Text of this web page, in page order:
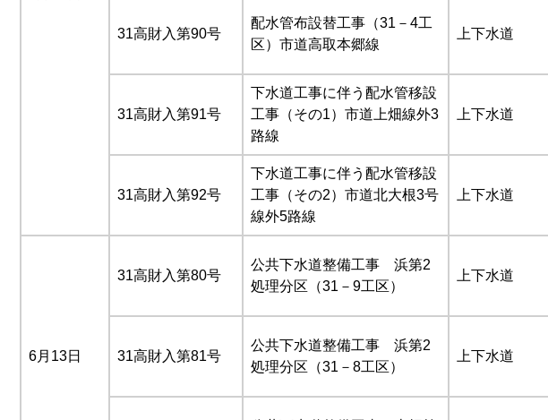
31高財入第90号
配水管布設替工事（31－4工
区）市道高取本郷線
上下水道
31高財入第91号
下水道工事に伴う配水管移設
工事（その1）市道上畑線外3
路線
上下水道
31高財入第92号
下水道工事に伴う配水管移設
工事（その2）市道北大根3号
線外5路線
上下水道
6月13日
31高財入第80号
公共下水道整備工事 浜第2
処理分区（31－9工区）
上下水道
31高財入第81号
公共下水道整備工事 浜第2
処理分区（31－8工区）
上下水道